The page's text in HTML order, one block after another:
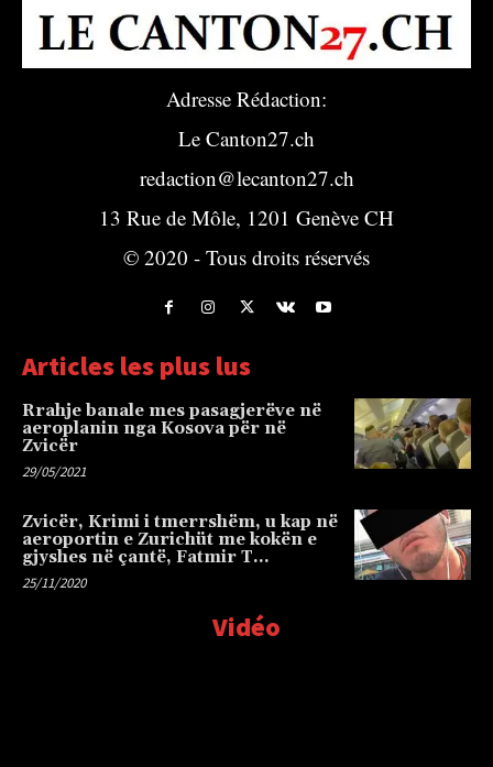
Adresse Rédaction:
Le Canton27.ch
redaction@lecanton27.ch
13 Rue de Môle, 1201 Genève CH
© 2020 - Tous droits réservés
Articles les plus lus
Rrahje banale mes pasagjerëve në
aeroplanin nga Kosova për në
Zvicër
29/05/2021
Zvicër, Krimi i tmerrshëm, u kap në
aeroportin e Zurichüt me kokën e
gjyshes në çantë, Fatmir T…
25/11/2020
Vidéo